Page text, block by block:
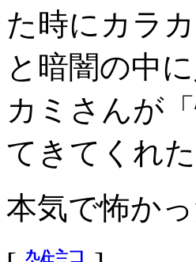
た時にカラ
と暗闇の中
カミさんが
てきてくれ
本気で怖か